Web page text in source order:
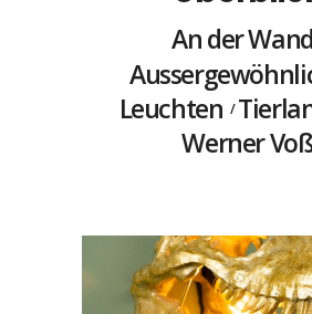
An der Wand
Leuchten
Werner